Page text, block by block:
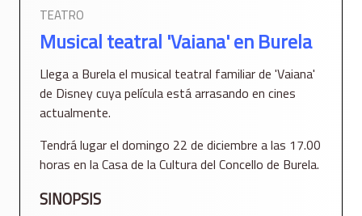
TEATRO
Musical teatral 'Vaiana' en Burela
Llega a Burela el musical teatral familiar de 'Vaiana'
de Disney cuya película está arrasando en cines
actualmente.
Tendrá lugar el domingo 22 de diciembre a las 17.00
horas en la Casa de la Cultura del Concello de Burela.
SINOPSIS